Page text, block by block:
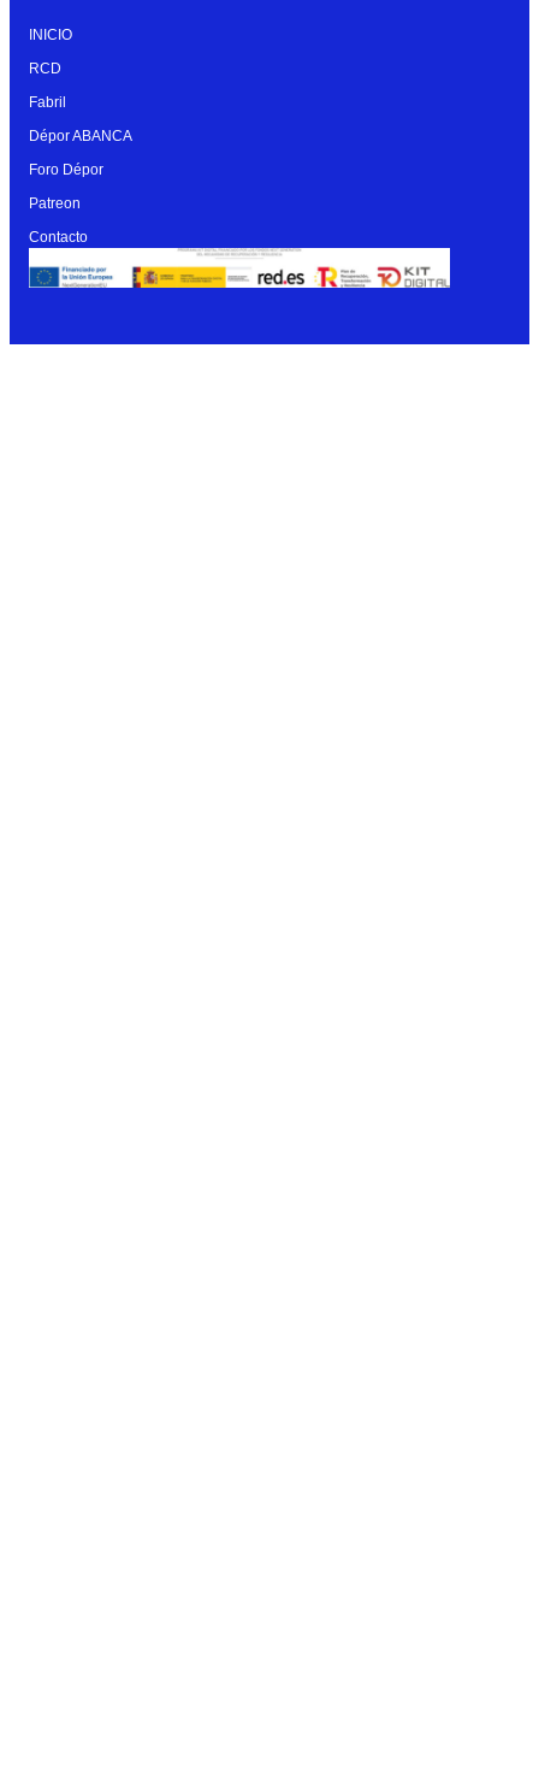
INICIO
RCD
Fabril
Dépor ABANCA
Foro Dépor
Patreon
Contacto